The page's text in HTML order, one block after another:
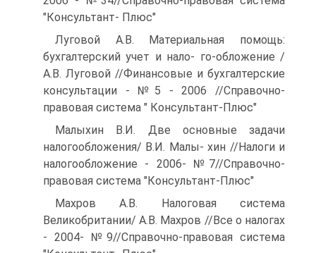
"Консультант- Плюс"
Луговой А.В. Материальная помощь:
бухгалтерский учет и нало- го-обложение /
А.В. Луговой //Финансовые и бухгалтерские
консультации - №5 - 2006 //Справочно-
правовая система " Консультант-Плюс"
Малыхин В.И. Две основные задачи
налогообложения/ В.И. Малы- хин //Налоги и
налогообложение - 2006- №7//Справочно-
правовая система "Консультант-Плюс"
Махров А.В. Налоговая система
Великобритании/ А.В. Махров //Все о налогах
- 2004- №9//Справочно-правовая система